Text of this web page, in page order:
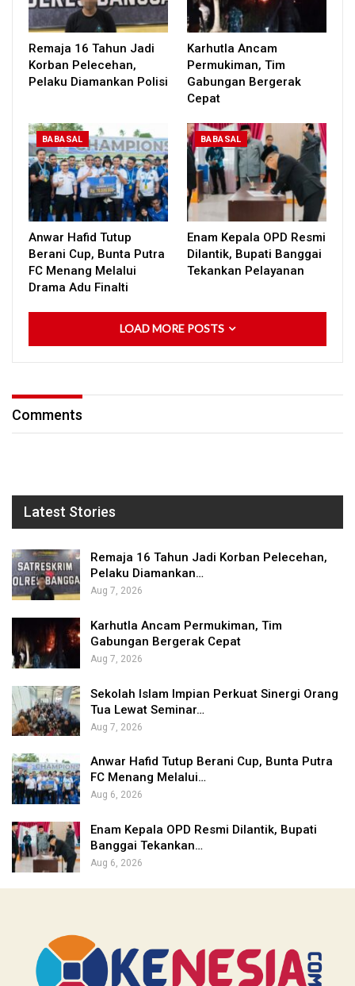
Remaja 16 Tahun Jadi
Korban Pelecehan,
Pelaku Diamankan Polisi
Karhutla Ancam
Permukiman, Tim
Gabungan Bergerak
Cepat
BABASAL
Anwar Hafid Tutup
Berani Cup, Bunta Putra
FC Menang Melalui
Drama Adu Finalti
BABASAL
Enam Kepala OPD Resmi
Dilantik, Bupati Banggai
Tekankan Pelayanan
LOAD MORE POSTS
Comments
Latest Stories
Remaja 16 Tahun Jadi Korban Pelecehan,
Pelaku Diamankan…
Aug 7, 2026
Karhutla Ancam Permukiman, Tim
Gabungan Bergerak Cepat
Aug 7, 2026
Sekolah Islam Impian Perkuat Sinergi Orang
Tua Lewat Seminar…
Aug 7, 2026
Anwar Hafid Tutup Berani Cup, Bunta Putra
FC Menang Melalui…
Aug 6, 2026
Enam Kepala OPD Resmi Dilantik, Bupati
Banggai Tekankan…
Aug 6, 2026